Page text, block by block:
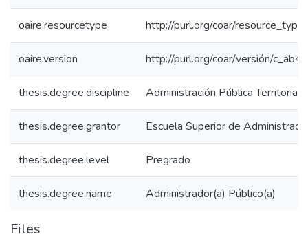
oaire.resourcetype http://purl.org/coar/
oaire.version http://purl.org/coar/versión/
thesis.degree.discipline Administración Pública Territorial
thesis.degree.grantor Escuela Superior de
thesis.degree.level Pregrado
thesis.degree.name Administrador(a) Público(a)
Files